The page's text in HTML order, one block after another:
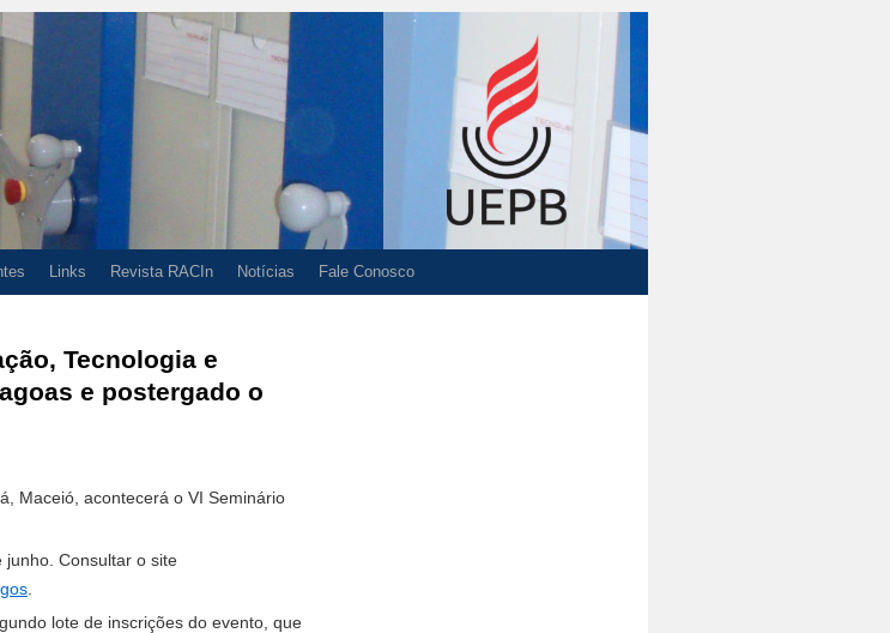
Links Revista RACIn Notícias Fale Conosco
Tecnologia e
e postergado o
Maceió, acontecerá o VI Seminário
junho. Consultar o site
lote de inscrições do evento, que